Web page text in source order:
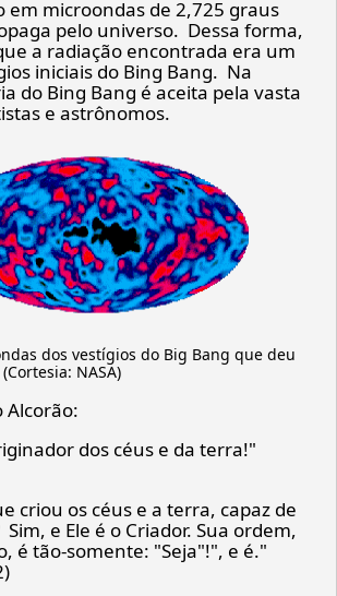
em microondas de 2,725 graus
pelo universo. Dessa forma,
a radiação encontrada era um
iniciais do Bing Bang. Na
do Bing Bang é aceita pela vasta
e astrônomos.
dos vestígios do Big Bang que deu
NASA)
Alcorão:
dos céus e da terra!"
criou os céus e a terra, capaz de
e Ele é o Criador. Sua ordem,
é tão-somente: "Seja"!", e é."